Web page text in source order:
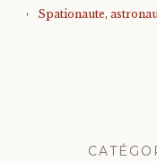
Spationaute,